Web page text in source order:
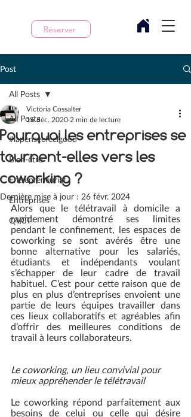
Réserver
Post
All Posts
#lapenseefeelgood
Bien-être
Entrepreneuriat
Entreprises
QVCT
All Posts
Pourquoi les entreprises se
tournent-elles vers les
coworking ?
Victoria Cossalter
16 déc. 2020 2 min de lecture
Dernière mise à jour : 26 févr. 2024
Alors que le télétravail à domicile a
rapidement démontré ses limites
pendant le confinement, les espaces de
coworking se sont avérés être une
bonne alternative pour les salariés,
étudiants et indépendants voulant
s’échapper de leur cadre de travail
habituel. C’est pour cette raison que de
plus en plus d’entreprises envoient une
partie de leurs équipes travailler dans
ces lieux collaboratifs et agréables afin
d’offrir des meilleures conditions de
travail à leurs collaborateurs.
Le coworking, un lieu convivial pour
mieux appréhender le télétravail
Le coworking répond parfaitement aux